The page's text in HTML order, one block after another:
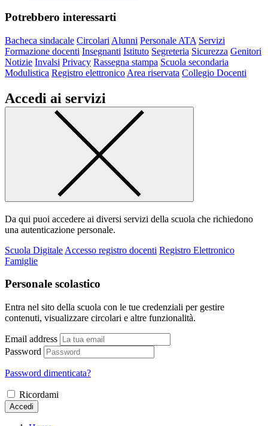
Potrebbero interessarti
Bacheca sindacale Circolari Alunni Personale ATA Servizi
Formazione docenti Insegnanti Istituto Segreteria Sicurezza Genitori
Notizie Invalsi Privacy Rassegna stampa Scuola secondaria
Modulistica Registro elettronico Area riservata Collegio Docenti
Accedi ai servizi
Da qui puoi accedere ai diversi servizi della scuola che richiedono
una autenticazione personale.
Scuola Digitale Accesso registro docenti Registro Elettronico
Famiglie
Personale scolastico
Entra nel sito della scuola con le tue credenziali per gestire
contenuti, visualizzare circolari e altre funzionalità.
Email address
Password
Password dimenticata?
Ricordami
Accedi